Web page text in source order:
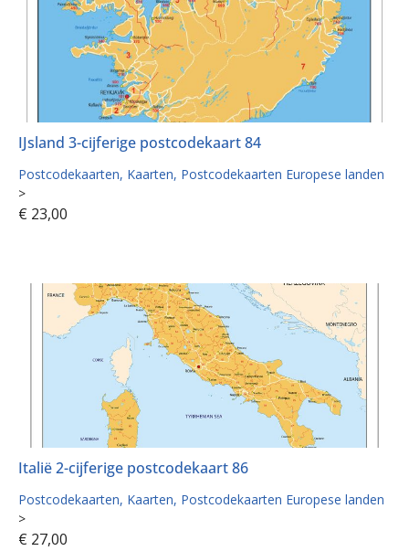
IJsland 3-cijferige postcodekaart 84
Postcodekaarten Kaarten Postcodekaarten Europese landen
>
€ 23,00
Italië 2-cijferige postcodekaart 86
Postcodekaarten Kaarten Postcodekaarten Europese landen
>
€ 27,00